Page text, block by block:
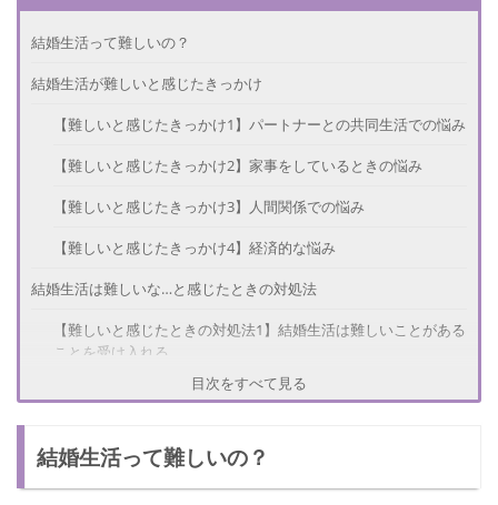
結婚生活って難しいの？
結婚生活が難しいと感じたきっかけ
【難しいと感じたきっかけ1】パートナーとの共同生活での悩み
【難しいと感じたきっかけ2】家事をしているときの悩み
【難しいと感じたきっかけ3】人間関係での悩み
【難しいと感じたきっかけ4】経済的な悩み
結婚生活は難しいな…と感じたときの対処法
【難しいと感じたときの対処法1】結婚生活は難しいことがある
ことを受け入れる
【難しいと感じたときの対処法2】夫に相談する
結婚生活を楽しむ方法
目次をすべて見る
結婚生活って難しいの？